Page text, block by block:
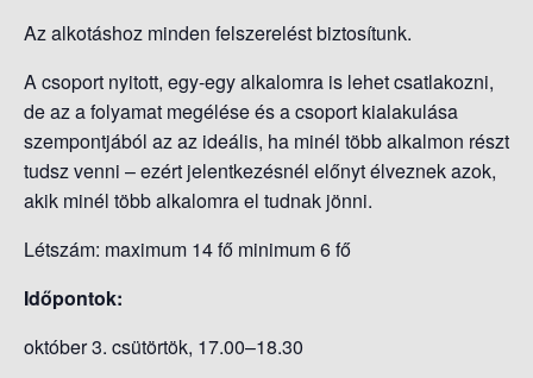
Az alkotáshoz minden felszerelést biztosítunk.
A csoport nyitott, egy-egy alkalomra is lehet csatlakozni,
de az a folyamat megélése és a csoport kialakulása
szempontjából az az ideális, ha minél több alkalmon részt
tudsz venni – ezért jelentkezésnél előnyt élveznek azok,
akik minél több alkalomra el tudnak jönni.
Létszám: maximum 14 fő minimum 6 fő
Időpontok:
október 3. csütörtök, 17.00–18.30